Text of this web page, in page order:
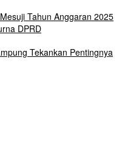
Tahun Anggaran 2025
DPRD
Tekankan Pentingnya